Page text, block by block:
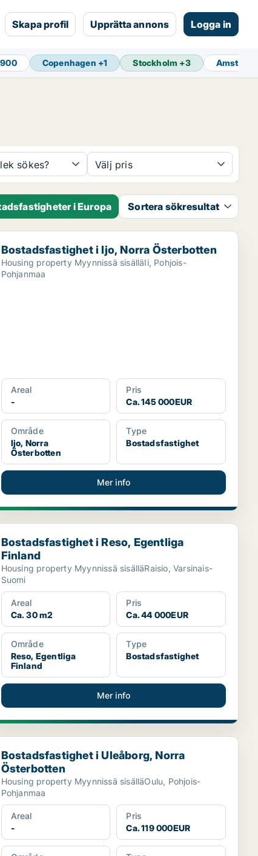
Skapa profil Upprätta annons Logga in
Copenhagen +1 Stockholm +3
sökes? Välj pris
i Europa Sortera sökresultat
i Ijo, Norra Österbotten
Bostadsfastighet i Ijo, Norra Österbotten
Housing property Myynnissä sisälläIi, Pohjois-
Pohjanmaa
Areal
-
Pris
Ca. 145 000EUR
Område
Ijo, Norra
Österbotten
Type
Bostadsfastighet
Mer info
i Reso, Egentliga Finland
Bostadsfastighet i Reso, Egentliga
Finland
Housing property Myynnissä sisälläRaisio, Varsinais-
Suomi
Areal
Ca. 30 m2
Pris
Ca. 44 000EUR
Område
Reso, Egentliga
Finland
Type
Bostadsfastighet
Mer info
i Uleåborg, Norra Österbotten
Bostadsfastighet i Uleåborg, Norra
Österbotten
Housing property Myynnissä sisälläOulu, Pohjois-
Pohjanmaa
Areal
-
Pris
Ca. 119 000EUR